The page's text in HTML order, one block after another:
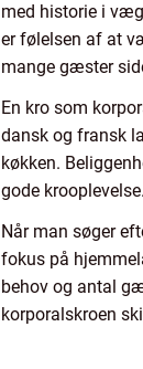
med historie i
er følelsen af at
mange gæster
En kro som
dansk og fransk
køkken.
gode krooplevelse.
Når man søger
fokus på
behov og antal
korporalskroen